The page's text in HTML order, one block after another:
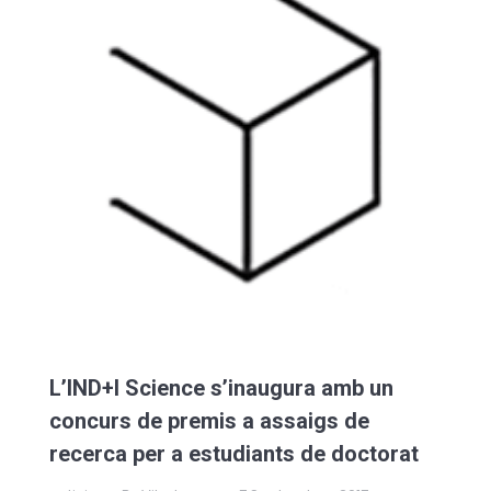
L’IND+I Science s’inaugura amb un
concurs de premis a assaigs de
recerca per a estudiants de doctorat